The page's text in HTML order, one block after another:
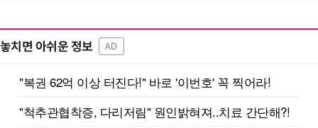
놓치면 아쉬운 정보 AD